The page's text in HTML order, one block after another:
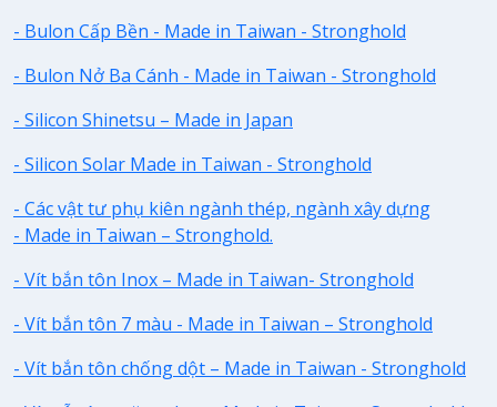
- Bulon Cấp Bền - Made in Taiwan - Stronghold
- Bulon Nở Ba Cánh - Made in Taiwan - Stronghold
- Silicon Shinetsu – Made in Japan
- Silicon Solar Made in Taiwan - Stronghold
- Các vật tư phụ kiên ngành thép, ngành xây dựng
- Made in Taiwan – Stronghold.
- Vít bắn tôn Inox – Made in Taiwan- Stronghold
- Vít bắn tôn 7 màu - Made in Taiwan – Stronghold
- Vít bắn tôn chống dột – Made in Taiwan - Stronghold